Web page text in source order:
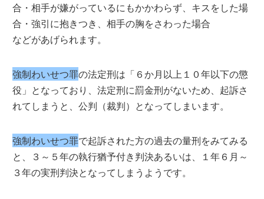
合・相手が嫌がっているにもかかわらず、キスをした場
合・強引に抱きつき、相手の胸をさわった場合
などがあげられます。
強制わいせつ罪の法定刑は「６か月以上１０年以下の懲
役」となっており、法定刑に罰金刑がないため、起訴さ
れてしまうと、公判（裁判）となってしまいます。
強制わいせつ罪で起訴された方の過去の量刑をみてみる
と、３～５年の執行猶予付き判決あるいは、１年６月～
３年の実刑判決となってしまうようです。